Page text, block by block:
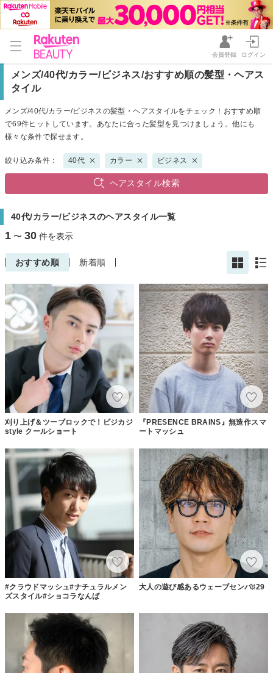
会員登録 ログイン
メンズ/40代/カラー/ビジネス/おすすめ順の髪型・ヘアス
タイル
メンズ/40代/カラー/ビジネスの髪型・ヘアスタイルをチェック！おすすめ順
で69件ヒットしています。あなたに合った髪型を見つけましょう。他にも
様々な条件で探せます。
絞り込み条件： 40代 カラー ビジネス
ヘアスタイル検索
40代/カラー/ビジネスのヘアスタイル一覧
1 〜 30 件を表示
おすすめ順 新着順
刈り上げ＆ツーブロックで！ビジカジ
style クールショート
『PRESENCE BRAINS』無造作スマ
ートマッシュ
#クラウドマッシュ#ナチュラルメン
ズスタイル#ショコラなんば
大人の遊び感あるウェーブセンパ♯29